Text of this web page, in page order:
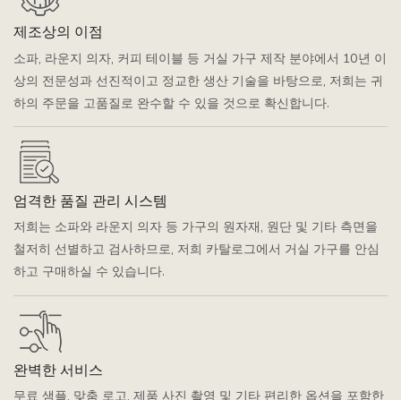
제조상의 이점
소파, 라운지 의자, 커피 테이블 등 거실 가구 제작 분야에서 10년 이
상의 전문성과 선진적이고 정교한 생산 기술을 바탕으로, 저희는 귀
하의 주문을 고품질로 완수할 수 있을 것으로 확신합니다.
엄격한 품질 관리 시스템
저희는 소파와 라운지 의자 등 가구의 원자재, 원단 및 기타 측면을
철저히 선별하고 검사하므로, 저희 카탈로그에서 거실 가구를 안심
하고 구매하실 수 있습니다.
완벽한 서비스
무료 샘플, 맞춤 로고, 제품 사진 촬영 및 기타 편리한 옵션을 포함한